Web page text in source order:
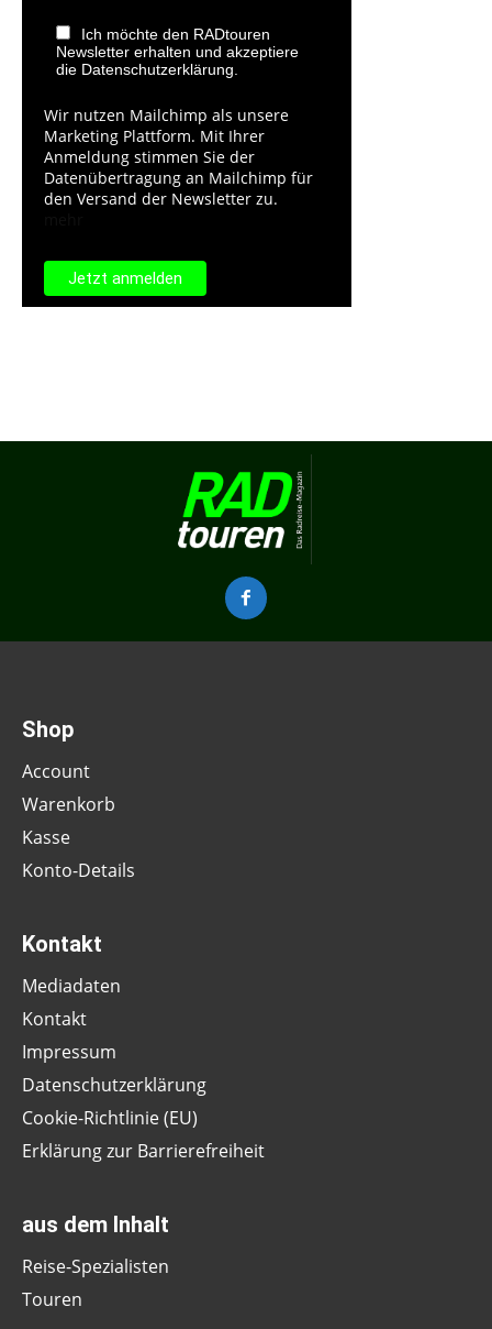
Ich möchte den RADtouren
Newsletter erhalten und akzeptiere
die Datenschutzerklärung.
Wir nutzen Mailchimp als unsere
Marketing Plattform. Mit Ihrer
Anmeldung stimmen Sie der
Datenübertragung an Mailchimp für
den Versand der Newsletter zu.
Shop
Account
Warenkorb
Kasse
Konto-Details
Kontakt
Mediadaten
Kontakt
Impressum
Datenschutzerklärung
Cookie-Richtlinie (EU)
Erklärung zur Barrierefreiheit
aus dem Inhalt
Reise-Spezialisten
Touren